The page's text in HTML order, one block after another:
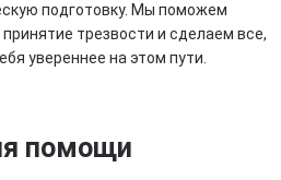
подготовку. Мы поможем
трезвости и сделаем все,
увереннее на этом пути.
помощи